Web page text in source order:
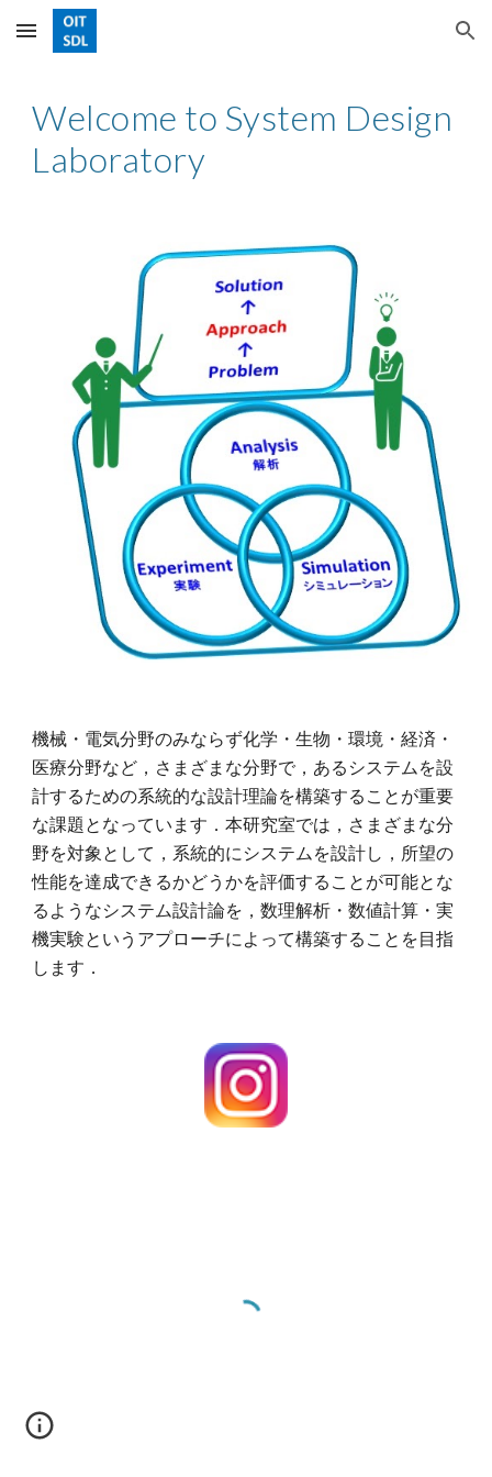
Skip to main content Skip to navigation
Welcome to System Design
Laboratory
機械・電気分野のみならず化学・生物・環境・経済・
医療分野など，さまざまな分野で，あるシステムを設
計するための系統的な設計理論を構築することが重要
な課題となっています．本研究室では，さまざまな分
野を対象として，系統的にシステムを設計し，所望の
性能を達成できるかどうかを評価することが可能とな
るようなシステム設計論を，数理解析・数値計算・実
機実験というアプローチによって構築することを目指
します．